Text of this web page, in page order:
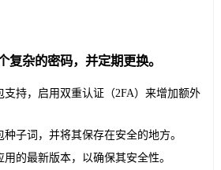
复杂的密码，并定期更换。
支持，启用双重认证（2FA）来增加额外
子词，并将其保存在安全的地方。
的最新版本，以确保其安全性。